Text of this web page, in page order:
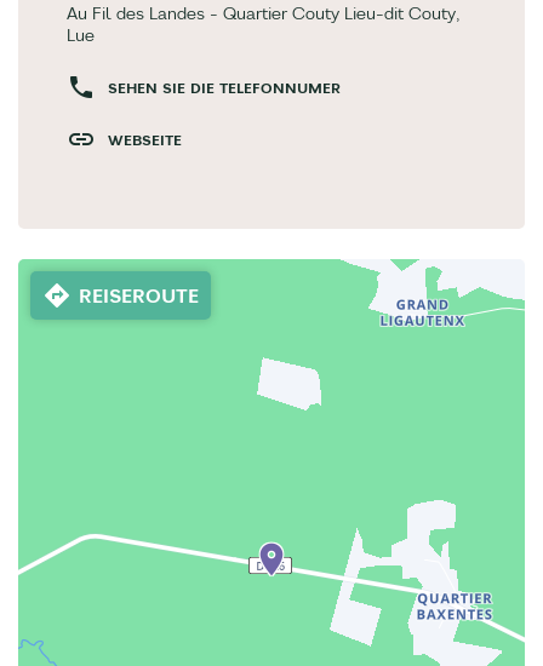
Au Fil des Landes - Quartier Couty Lieu-dit Couty,
Lue
SEHEN SIE DIE TELEFONNUMER
WEBSEITE
REISEROUTE